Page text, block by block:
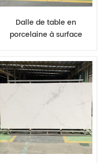
Dalle de table en
porcelaine à surface
naturel, en pierre frittée
blanche, nouveau design.